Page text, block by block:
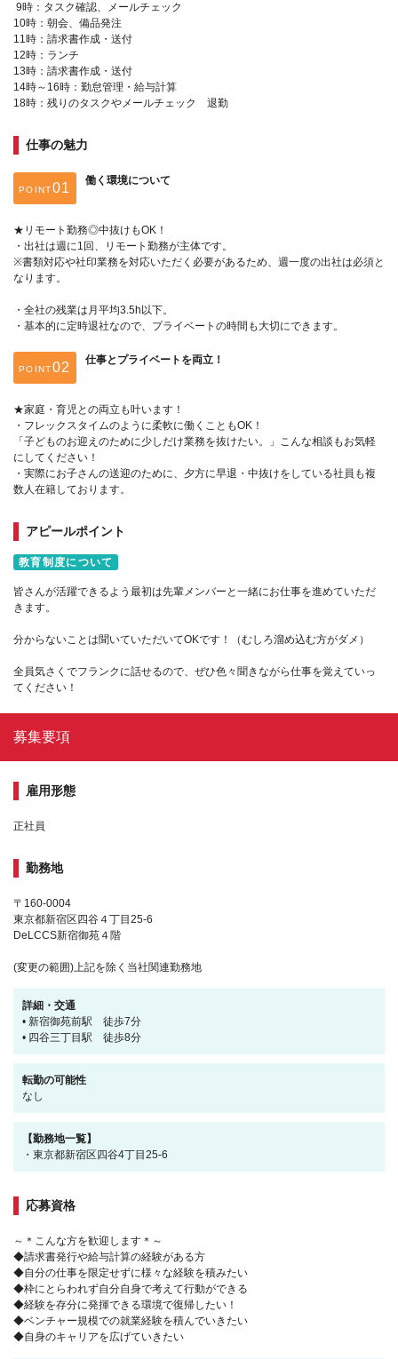
9時：タスク確認、メールチェック
10時：朝会、備品発注
11時：請求書作成・送付
12時：ランチ
13時：請求書作成・送付
14時～16時：勤怠管理・給与計算
18時：残りのタスクやメールチェック 退勤
仕事の魅力
POINT
働く環境について
★リモート勤務◎中抜けもOK！
・出社は週に1回、リモート勤務が主体です。
※書類対応や社印業務を対応いただく必要があるため、週一度の出社は必須と
なります。
・全社の残業は月平均3.5h以下。
・基本的に定時退社なので、プライベートの時間も大切にできます。
POINT
仕事とプライベートを両立！
★家庭・育児との両立も叶います！
・フレックスタイムのように柔軟に働くこともOK！
「子どものお迎えのために少しだけ業務を抜けたい。」こんな相談もお気軽
にしてください！
・実際にお子さんの送迎のために、夕方に早退・中抜けをしている社員も複
数人在籍しております。
アピールポイント
教育制度について
皆さんが活躍できるよう最初は先輩メンバーと一緒にお仕事を進めていただ
きます。
分からないことは聞いていただいてOKです！（むしろ溜め込む方がダメ）
全員気さくでフランクに話せるので、ぜひ色々聞きながら仕事を覚えていっ
てください！
募集要項
雇用形態
正社員
勤務地
〒160-0004
東京都新宿区四谷４丁目25-6
DeLCCS新宿御苑４階
(変更の範囲)上記を除く当社関連勤務地
詳細・交通
• 新宿御苑前駅 徒歩7分
• 四谷三丁目駅 徒歩8分
転勤の可能性
なし
【勤務地一覧】
・東京都新宿区四谷4丁目25-6
応募資格
～＊こんな方を歓迎します＊～
◆請求書発行や給与計算の経験がある方
◆自分の仕事を限定せずに様々な経験を積みたい
◆枠にとらわれず自分自身で考えて行動ができる
◆経験を存分に発揮できる環境で復帰したい！
◆ベンチャー規模での就業経験を積んでいきたい
◆自身のキャリアを広げていきたい